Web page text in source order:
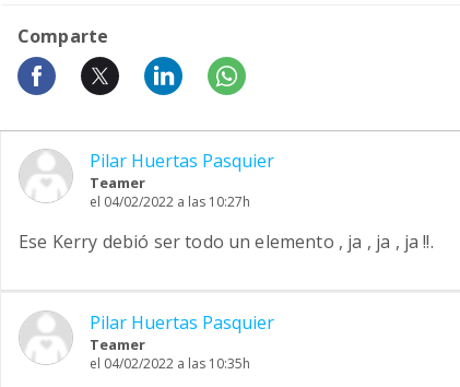
Comparte
Pilar Huertas Pasquier
Teamer
el 04/02/2022 a las 10:27h
Ese Kerry debió ser todo un elemento , ja , ja , ja !!.
Pilar Huertas Pasquier
Teamer
el 04/02/2022 a las 10:35h